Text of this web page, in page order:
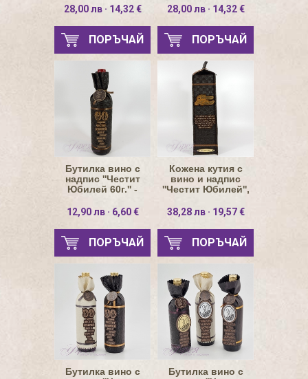
28,00 лв · 14,32 €
ПОРЪЧАЙ
28,00 лв · 14,32 €
ПОРЪЧАЙ
Бутилка вино с
надпис ''Честит
Юбилей 60г.'' -
700мл
12,90 лв · 6,60 €
ПОРЪЧАЙ
Кожена кутия с
вино и надпис
''Честит Юбилей'',
700мл
38,28 лв · 19,57 €
ПОРЪЧАЙ
Бутилка вино с
Бутилка вино с